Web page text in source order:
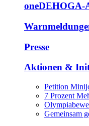
oneDEHOGA-
Presse
Aktionen &
Petition
7 Prozent
Gemeinsam